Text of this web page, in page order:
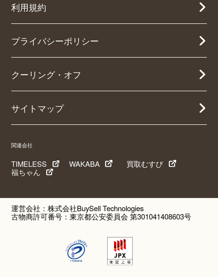
利用規約
プライバシーポリシー
クーリング・オフ
サイトマップ
関連会社
TIMELESS WAKABA
買取むすび
福ちゃん
運営会社：株式会社BuySell Technologies
古物商許可番号：東京都公安委員会 第301041408603号